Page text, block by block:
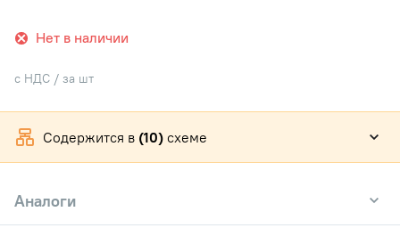
Нет в наличии
с НДС / за шт
Содержится в (10) схеме
Аналоги